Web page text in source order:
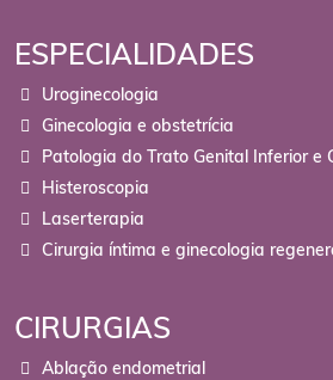
ESPECIALIDADES
Uroginecologia
Ginecologia e obstetrícia
Patologia do Trato Genital Inferior e
Histeroscopia
Laserterapia
Cirurgia íntima e ginecologia
CIRURGIAS
Ablação endometrial